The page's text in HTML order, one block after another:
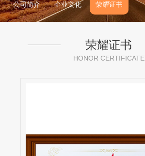
公司简介 企业文化 荣耀证书
荣耀证书
HONOR CERTIFICATE